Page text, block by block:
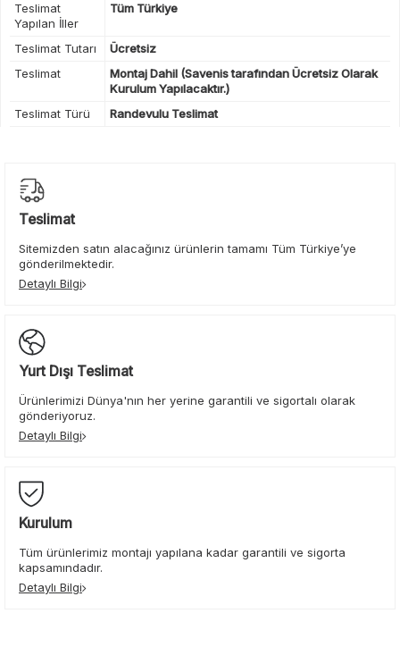
Teslimat
Yapılan İller
Tüm Türkiye
Teslimat Tutarı
Ücretsiz
Teslimat
Montaj Dahil (Savenis tarafından Ücretsiz Olarak
Kurulum Yapılacaktır.)
Teslimat Türü
Randevulu Teslimat
Teslimat
Sitemizden satın alacağınız ürünlerin tamamı Tüm Türkiye’ye
gönderilmektedir.
Detaylı Bilgi
Yurt Dışı Teslimat
Ürünlerimizi Dünya'nın her yerine garantili ve sigortalı olarak
gönderiyoruz.
Detaylı Bilgi
Kurulum
Tüm ürünlerimiz montajı yapılana kadar garantili ve sigorta
kapsamındadır.
Detaylı Bilgi